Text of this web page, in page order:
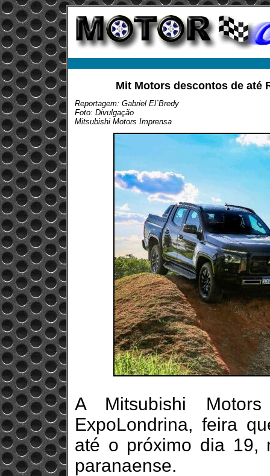
Mit Motors descontos de até
Reportagem: Gabriel El´Bredy
Foto: Divulgação
Mitsubishi Motors Imprensa
A Mitsubishi
ExpoLondrina, feira
até o próximo dia 19,
paranaense.